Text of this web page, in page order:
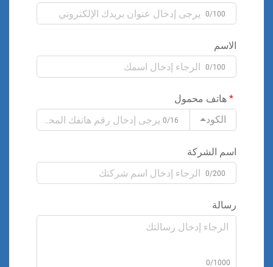
0/100
الاسم
0/100
هاتف محمول
الكود
0/16
اسم الشركة
0/200
رسالة
0/1000